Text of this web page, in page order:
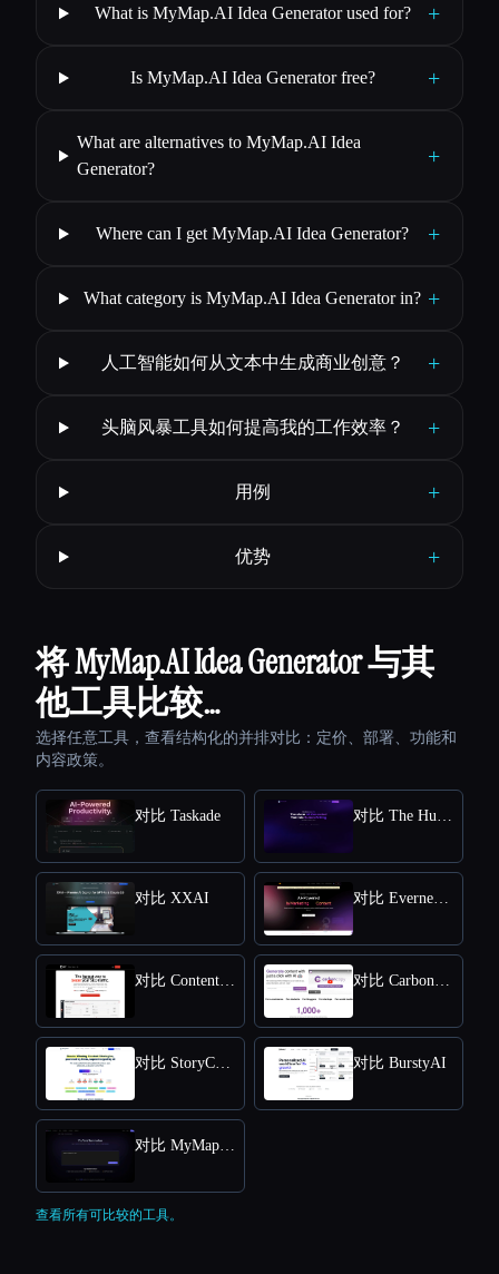
What is MyMap.AI Idea Generator used for? +
Is MyMap.AI Idea Generator free? +
What are alternatives to MyMap.AI Idea
Generator?
+
Where can I get MyMap.AI Idea Generator? +
What category is MyMap.AI Idea Generator in? +
人工智能如何从文本中生成商业创意？ +
头脑风暴工具如何提高我的工作效率？ +
用例 +
优势 +
将 MyMap.AI Idea Generator 与其
他工具比较…
选择任意工具，查看结构化的并排对比：定价、部署、功能和
内容政策。
对比 Taskade 对比 The Humanize Ai Pro
对比 XXAI 对比 Everneed AI
对比 Content Raptor 对比 CarbonCopy
对比 StoryChief 对比 BurstyAI
对比 MyMap.AI YouTube Summarizer
查看所有可比较的工具。